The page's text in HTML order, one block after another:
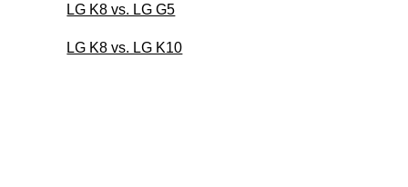
LG K8 vs. LG G5
LG K8 vs. LG K10